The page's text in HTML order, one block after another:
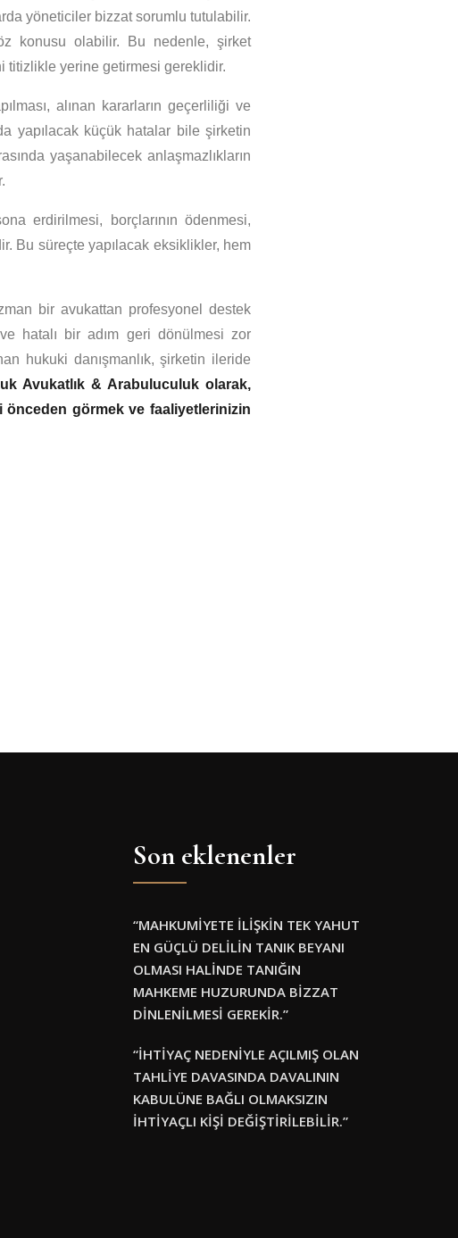
yöneticiler bizzat sorumlu tutulabilir.
konusu olabilir. Bu nedenle, şirket
titizlikle yerine getirmesi gereklidir.
alınan kararların geçerliliği ve
yapılacak küçük hatalar bile şirketin
yaşanabilecek anlaşmazlıkların
erdirilmesi, borçlarının ödenmesi,
Bu süreçte yapılacak eksiklikler, hem
bir avukattan profesyonel destek
hatalı bir adım geri dönülmesi zor
hukuki danışmanlık, şirketin ileride
Avukatlık & Arabuluculuk olarak,
önceden görmek ve faaliyetlerinizin
Son eklenenler
“MAHKUMİYETE İLİŞKİN TEK YAHUT
EN GÜÇLÜ DELİLİN TANIK BEYANI
OLMASI HALİNDE TANIĞIN
MAHKEME HUZURUNDA BİZZAT
DİNLENİLMESİ GEREKİR.”
“İHTİYAÇ NEDENİYLE AÇILMIŞ OLAN
TAHLİYE DAVASINDA DAVALININ
KABULÜNE BAĞLI OLMAKSIZIN
İHTİYAÇLI KİŞİ DEĞİŞTİRİLEBİLİR.”